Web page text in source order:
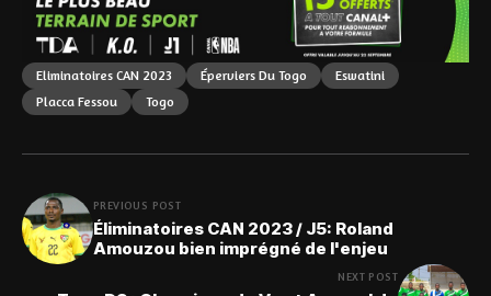
Eliminatoires CAN 2023 Éperviers Du Togo
Eswatini
Placca Fessou
Togo
PREVIOUS POST
Éliminatoires CAN 2023 / J5: Roland
Amouzou bien imprégné de l'enjeu
NEXT POST